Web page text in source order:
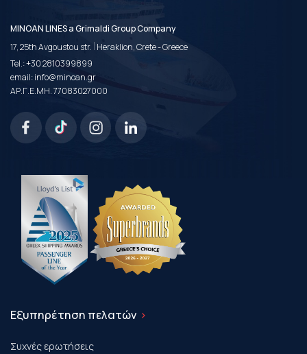
MINOAN LINES a Grimaldi Group Company
17, 25th Avgoustou str. | Heraklion, Crete - Greece
Tel.:+30 2810399899
email:info@minoan.gr
ΑΡ.Γ.Ε.ΜΗ. 77083027000
Εξυπηρέτηση πελατών
Συχνές ερωτήσεις